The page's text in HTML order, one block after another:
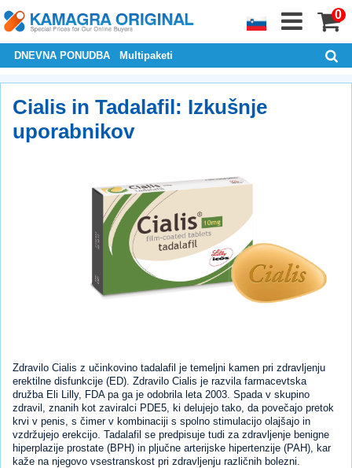
0
DNEVNA PONUDBA Multipaketi
Cialis in Tadalafil: Izkušnje
uporabnikov
Zdravilo Cialis z učinkovino tadalafil je temeljni kamen pri zdravljenju
erektilne disfunkcije (ED). Zdravilo Cialis je razvila farmacevtska
družba Eli Lilly, FDA pa ga je odobrila leta 2003. Spada v skupino
zdravil, znanih kot zaviralci PDE5, ki delujejo tako, da povečajo pretok
krvi v penis, s čimer v kombinaciji s spolno stimulacijo olajšajo in
vzdržujejo erekcijo. Tadalafil se predpisuje tudi za zdravljenje benigne
hiperplazije prostate (BPH) in pljučne arterijske hipertenzije (PAH), kar
kaže na njegovo vsestranskost pri zdravljenju različnih bolezni.